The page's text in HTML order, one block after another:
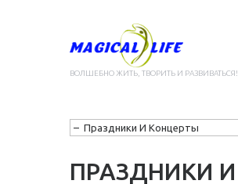
ВОЛШЕБНО ЖИТЬ, ТВОРИТЬ И РАЗВИВАТЬСЯ!
ПРАЗДНИКИ И